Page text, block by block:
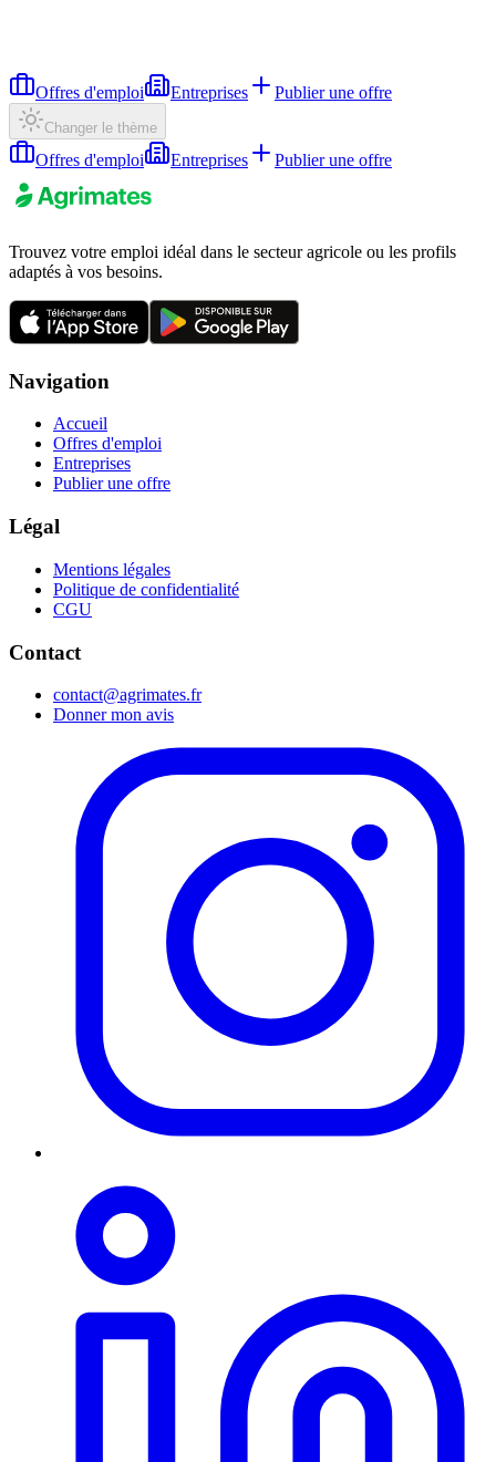
Offres d'emploi Entreprises Publier une offre
Changer le thème
Offres d'emploi Entreprises Publier une offre
Trouvez votre emploi idéal dans le secteur agricole ou les profils
adaptés à vos besoins.
Navigation
Accueil
Offres d'emploi
Entreprises
Publier une offre
Légal
Mentions légales
Politique de confidentialité
CGU
Contact
contact@agrimates.fr
Donner mon avis